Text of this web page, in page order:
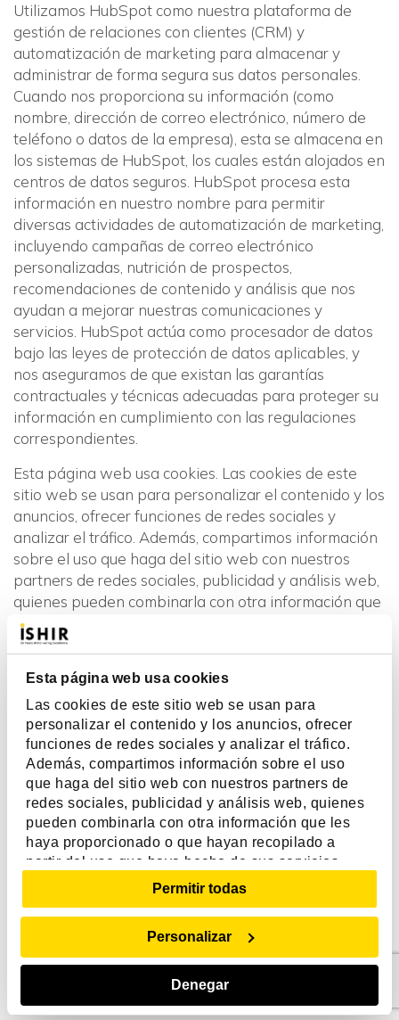
Esta página web usa cookies
Las cookies de este sitio web se usan para
personalizar el contenido y los anuncios, ofrecer
funciones de redes sociales y analizar el tráfico.
Además, compartimos información sobre el uso
que haga del sitio web con nuestros partners de
redes sociales, publicidad y análisis web, quienes
pueden combinarla con otra información que les
haya proporcionado o que hayan recopilado a
partir del uso que haya hecho de sus servicios.
Mostrar detalles
Permitir todas
Personalizar
Denegar
Utilizamos HubSpot como nuestra plataforma de
gestión de relaciones con clientes (CRM) y
automatización de marketing para almacenar y
administrar de forma segura sus datos personales.
Cuando nos proporciona su información (como
nombre, dirección de correo electrónico, número de
teléfono o datos de la empresa), esta se almacena en
los sistemas de HubSpot, los cuales están alojados en
centros de datos seguros. HubSpot procesa esta
información en nuestro nombre para permitir
diversas actividades de automatización de marketing,
incluyendo campañas de correo electrónico
personalizadas, nutrición de prospectos,
recomendaciones de contenido y análisis que nos
ayudan a mejorar nuestras comunicaciones y
servicios. HubSpot actúa como procesador de datos
bajo las leyes de protección de datos aplicables, y
nos aseguramos de que existan las garantías
contractuales y técnicas adecuadas para proteger su
información en cumplimiento con las regulaciones
correspondientes.
Esta página web usa cookies. Las cookies de este
sitio web se usan para personalizar el contenido y los
anuncios, ofrecer funciones de redes sociales y
analizar el tráfico. Además, compartimos información
sobre el uso que haga del sitio web con nuestros
partners de redes sociales, publicidad y análisis web,
quienes pueden combinarla con otra información que
les haya proporcionado o que hayan recopilado a
partir del uso que haya hecho de sus servicios.
Las cookies son pequeños archivos de texto que las
páginas web pueden utilizar para hacer más
eficiente la experiencia del usuario.
La ley afirma que podemos almacenar cookies en su
dispositivo si son estrictamente necesarias para el
funcionamiento de esta página. Para todos los demás
tipos de cookies necesitamos su permiso.
Esta página utiliza tipos diferentes de cookies.
Algunas cookies son colocadas por servicios de
terceros que aparecen en nuestras páginas.
En cualquier momento puede cambiar o retirar su
consentimiento desde la Declaración de cookies en
nuestro sitio web.